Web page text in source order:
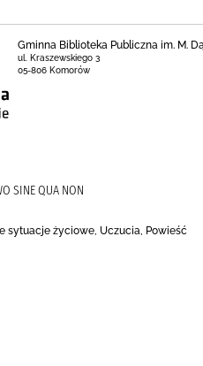
Gminna Biblioteka Publiczna im. M.
ul. Kraszewskiego 3
05-806 Komorów
SINE QUA NON
sytuacje życiowe, Uczucia, Powieść